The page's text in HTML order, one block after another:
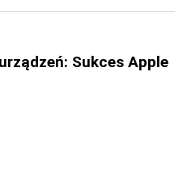
Sukces Apple